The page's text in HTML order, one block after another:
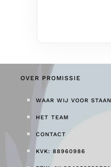
OVER PROMISSIE
WAAR WIJ VOOR STAAN
HET TEAM
CONTACT
KVK: 88960986